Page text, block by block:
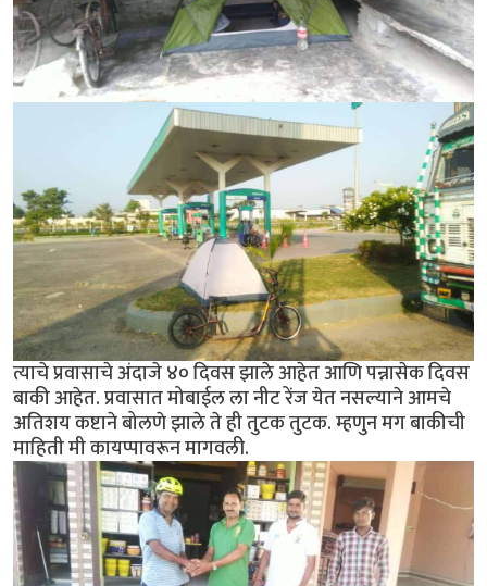
त्याचे प्रवासाचे अंदाजे ४० दिवस झाले आहेत आणि पन्नासेक दिवस
बाकी आहेत. प्रवासात मोबाईल ला नीट रेंज येत नसल्याने आमचे
अतिशय कष्टाने बोलणे झाले ते ही तुटक तुटक. म्हणुन मग बाकीची
माहिती मी कायप्पावरून मागवली.